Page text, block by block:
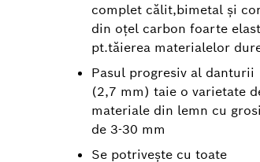
complet călit,bimetal și
din oțel carbon foarte
pt.tăierea materialelor
Pasul progresiv al danturii
(2,7 mm) taie o varietate
materiale din lemn cu
de 3-30 mm
Se potrivește cu toate